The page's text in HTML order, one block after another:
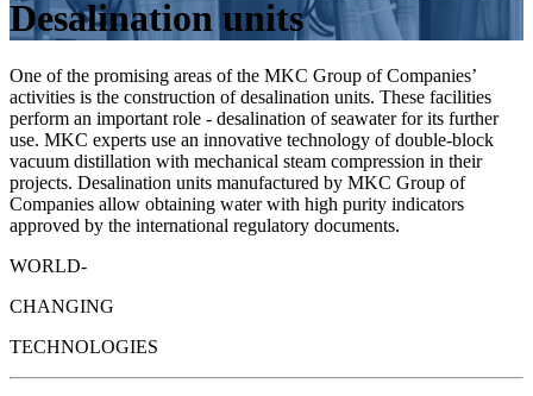
Desalination units
One of the promising areas of the MKC Group of Companies’
activities is the construction of desalination units. These facilities
perform an important role - desalination of seawater for its further
use. MKC experts use an innovative technology of double-block
vacuum distillation with mechanical steam compression in their
projects. Desalination units manufactured by MKC Group of
Companies allow obtaining water with high purity indicators
approved by the international regulatory documents.
WORLD-
CHANGING
TECHNOLOGIES